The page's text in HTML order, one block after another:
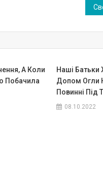
А Коли
Побачила
Наші
Допом Огли
Повинні Під
08.10.2022